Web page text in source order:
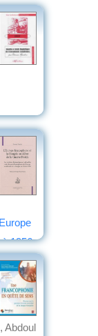
1956
Abdoul